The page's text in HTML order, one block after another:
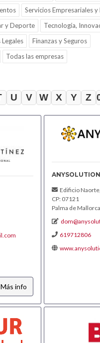
Servicios Empresariales
y Deporte
Tecnología,
Finanzas y Seguros
Todas las empresas
U V W X Y Z
Más info
Edificio
CP: 07121
Palma de Mallorca
619712806